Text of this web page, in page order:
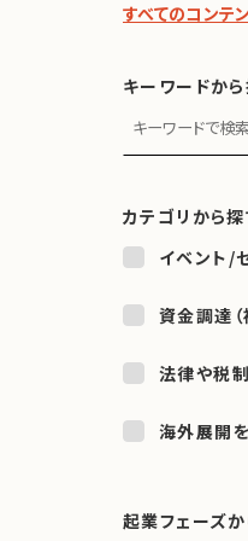
すべてのコンテ
キーワードか
カテゴリから探
イベント/
資金調達
法律や税
海外展開
起業フェーズ